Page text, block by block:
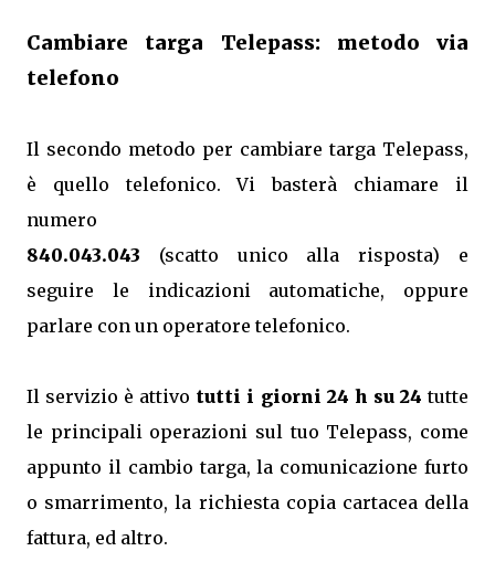
Cambiare targa Telepass: metodo via
telefono
Il secondo metodo per cambiare targa Telepass,
è quello telefonico. Vi basterà chiamare il
numero
840.043.043 (scatto unico alla risposta) e
seguire le indicazioni automatiche, oppure
parlare con un operatore telefonico.
Il servizio è attivo tutti i giorni 24 h su 24 tutte
le principali operazioni sul tuo Telepass, come
appunto il cambio targa, la comunicazione furto
o smarrimento, la richiesta copia cartacea della
fattura, ed altro.